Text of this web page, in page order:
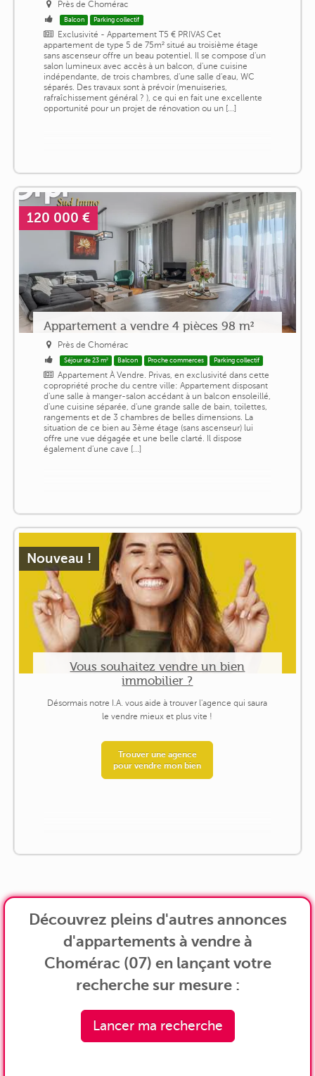
Près de Chomérac
Balcon Parking collectif
Exclusivité - Appartement T5 € PRIVAS Cet
appartement de type 5 de 75m² situé au troisième étage
sans ascenseur offre un beau potentiel. Il se compose d'un
salon lumineux avec accès à un balcon, d'une cuisine
indépendante, de trois chambres, d'une salle d'eau, WC
séparés. Des travaux sont à prévoir (menuiseries,
rafraîchissement général ? ), ce qui en fait une excellente
opportunité pour un projet de rénovation ou un [...]
120 000 €
Appartement a vendre 4 pièces 98 m²
Près de Chomérac
Séjour de 23 m² Balcon Proche commerces Parking collectif
Appartement À Vendre. Privas, en exclusivité dans cette
copropriété proche du centre ville: Appartement disposant
d'une salle à manger-salon accédant à un balcon ensoleillé,
d'une cuisine séparée, d'une grande salle de bain, toilettes,
rangements et de 3 chambres de belles dimensions. La
situation de ce bien au 3ème étage (sans ascenseur) lui
offre une vue dégagée et une belle clarté. Il dispose
également d'une cave [...]
Nouveau !
Vous souhaitez vendre un bien
immobilier ?
Désormais notre I.A. vous aide à trouver l'agence qui saura
le vendre mieux et plus vite !
Trouver une agence
pour vendre mon bien
Découvrez pleins d'autres annonces
d'appartements à vendre à
Chomérac (07) en lançant votre
recherche sur mesure :
Lancer ma recherche